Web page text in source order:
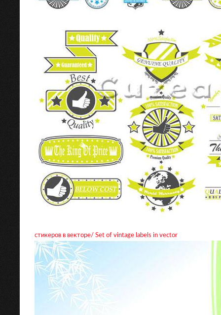
стикеров в векторе/ Set of vintage labels in vector